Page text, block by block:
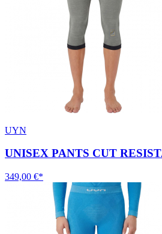
UYN
UNISEX PANTS CUT
349,00 €*